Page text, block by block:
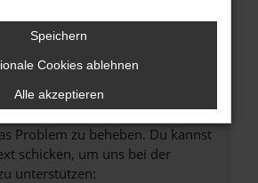
Funktionen nicht mehr
an den Webseitenbetreiber.
oben genannten Schritte versucht
uns bitte. Wir werden
Problem zu beheben. Du kannst
schicken, um uns bei der
unterstützen:
Speichern
Cookies ablehnen
Alle akzeptieren